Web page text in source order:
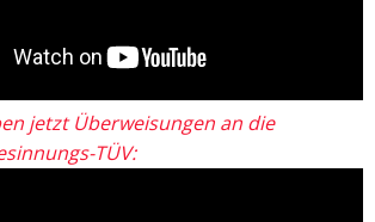
jetzt Überweisungen an die
TÜV: